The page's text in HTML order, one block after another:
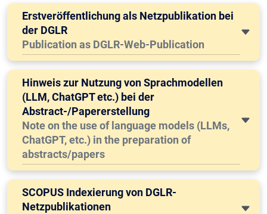
Erstveröffentlichung als Netzpublikation bei
der DGLR
Publication as DGLR-Web-Publication
Hinweis zur Nutzung von Sprachmodellen
(LLM, ChatGPT etc.) bei der
Abstract-/Papererstellung
Note on the use of language models (LLMs,
ChatGPT, etc.) in the preparation of
abstracts/papers
SCOPUS Indexierung von DGLR-
Netzpublikationen